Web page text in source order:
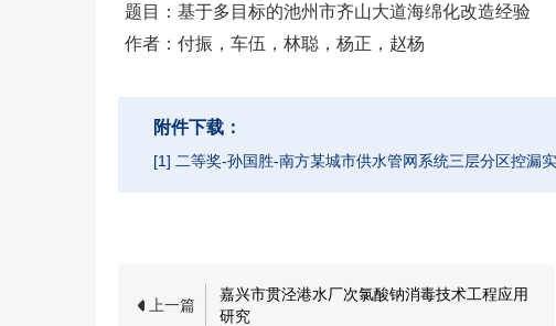
题目：基于多目标的池州市齐山大道海绵化改造经验
作者：付振，车伍，林聪，杨正，赵杨
附件下载：
[1] 二等奖-孙国胜-南方某城市供水管网系统三层分区控漏
上一篇
嘉兴市贯泾港水厂次氯酸钠消毒技术工程应用
研究